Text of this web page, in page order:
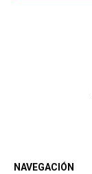
NAVEGACIÓN